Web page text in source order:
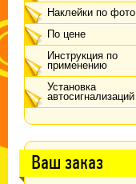
Наклейки по фото
По цене
Инструкция по
применению
Установка
автосигнализаций
Ваш заказ